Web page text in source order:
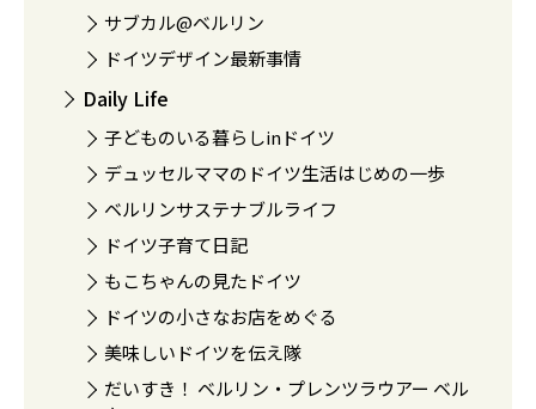
サブカル@ベルリン
ドイツデザイン最新事情
Daily Life
子どものいる暮らしinドイツ
デュッセルママのドイツ生活はじめの一歩
ベルリンサステナブルライフ
ドイツ子育て日記
もこちゃんの見たドイツ
ドイツの小さなお店をめぐる
美味しいドイツを伝え隊
だいすき！ ベルリン・プレンツラウアー ベル